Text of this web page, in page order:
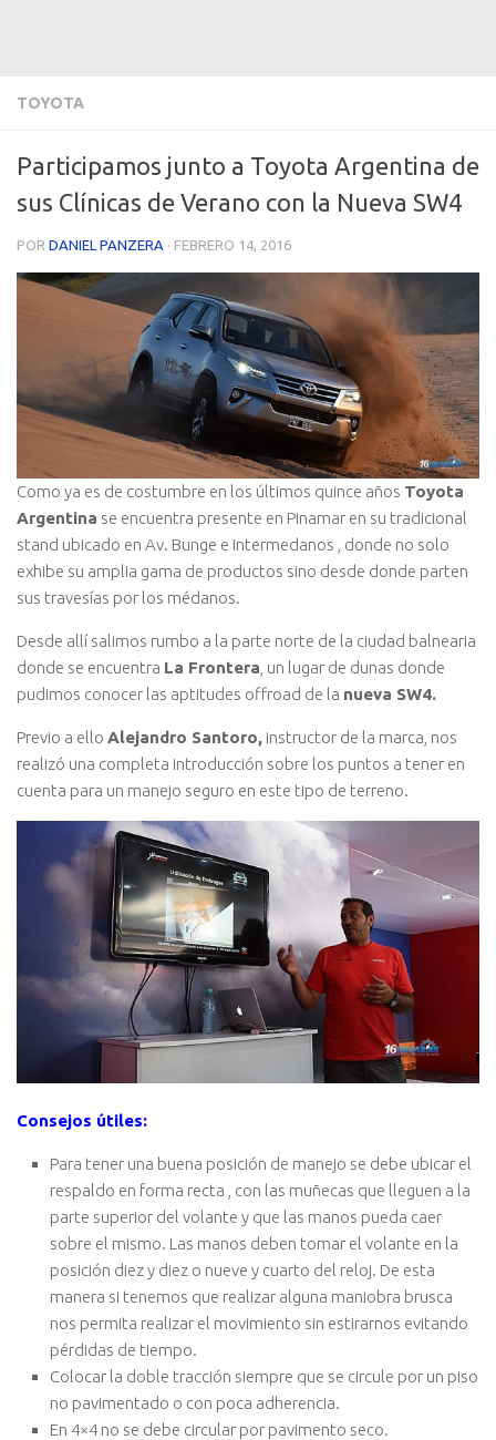
TOYOTA
Participamos junto a Toyota Argentina de
sus Clínicas de Verano con la Nueva SW4
POR DANIEL PANZERA · FEBRERO 14, 2016
Como ya es de costumbre en los últimos quince años Toyota
Argentina se encuentra presente en Pinamar en su tradicional
stand ubicado en Av. Bunge e Intermedanos , donde no solo
exhibe su amplia gama de productos sino desde donde parten
sus travesías por los médanos.
Desde allí salimos rumbo a la parte norte de la ciudad balnearia
donde se encuentra La Frontera , un lugar de dunas donde
pudimos conocer las aptitudes offroad de la nueva SW4.
Previo a ello Alejandro Santoro, instructor de la marca, nos
realizó una completa introducción sobre los puntos a tener en
cuenta para un manejo seguro en este tipo de terreno.
Consejos útiles:
Para tener una buena posición de manejo se debe ubicar el
respaldo en forma recta , con las muñecas que lleguen a la
parte superior del volante y que las manos pueda caer
sobre el mismo. Las manos deben tomar el volante en la
posición diez y diez o nueve y cuarto del reloj. De esta
manera si tenemos que realizar alguna maniobra brusca
nos permita realizar el movimiento sin estirarnos evitando
pérdidas de tiempo.
Colocar la doble tracción siempre que se circule por un piso
no pavimentado o con poca adherencia.
En 4×4 no se debe circular por pavimento seco.